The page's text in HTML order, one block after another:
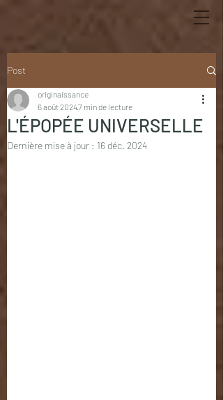
Post
L'ÉPOPÉE UNIVERSELLE
originaissance
6 août 20247 min de lecture
Dernière mise à jour : 16 déc. 2024